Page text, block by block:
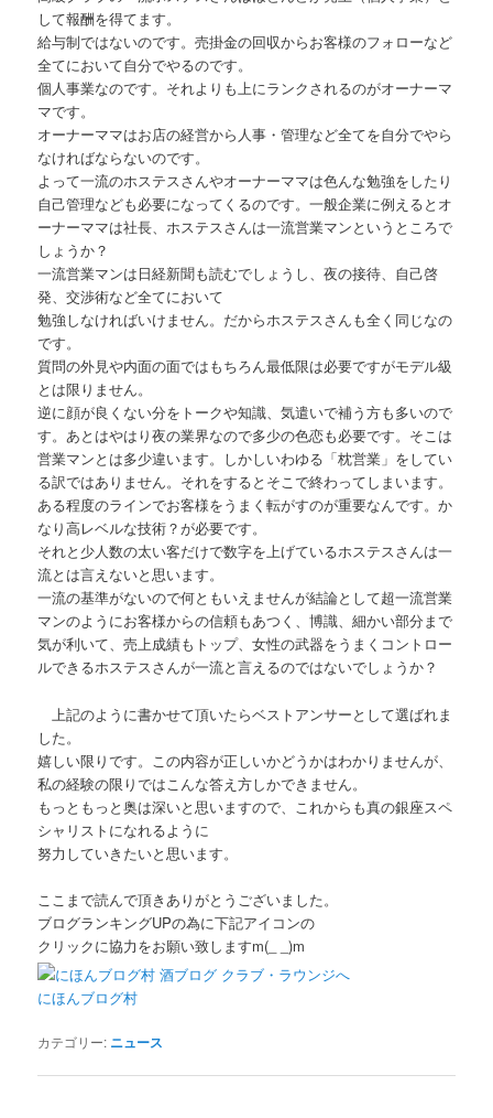
して報酬を得てます。
給与制ではないのです。売掛金の回収からお客様のフォローなど
全てにおいて自分でやるのです。
個人事業なのです。それよりも上にランクされるのがオーナーマ
マです。
オーナーママはお店の経営から人事・管理など全てを自分でやら
なければならないのです。
よって一流のホステスさんやオーナーママは色んな勉強をしたり
自己管理なども必要になってくるのです。一般企業に例えるとオ
ーナーママは社長、ホステスさんは一流営業マンというところで
しょうか？
一流営業マンは日経新聞も読むでしょうし、夜の接待、自己啓
発、交渉術など全てにおいて
勉強しなければいけません。だからホステスさんも全く同じなの
です。
質問の外見や内面の面ではもちろん最低限は必要ですがモデル級
とは限りません。
逆に顔が良くない分をトークや知識、気遣いで補う方も多いので
す。あとはやはり夜の業界なので多少の色恋も必要です。そこは
営業マンとは多少違います。しかしいわゆる「枕営業」をしてい
る訳ではありません。それをするとそこで終わってしまいます。
ある程度のラインでお客様をうまく転がすのが重要なんです。か
なり高レベルな技術？が必要です。
それと少人数の太い客だけで数字を上げているホステスさんは一
流とは言えないと思います。
一流の基準がないので何ともいえませんが結論として超一流営業
マンのようにお客様からの信頼もあつく、博識、細かい部分まで
気が利いて、売上成績もトップ、女性の武器をうまくコントロー
ルできるホステスさんが一流と言えるのではないでしょうか？
上記のように書かせて頂いたらベストアンサーとして選ばれま
した。
嬉しい限りです。この内容が正しいかどうかはわかりませんが、
私の経験の限りではこんな答え方しかできません。
もっともっと奥は深いと思いますので、これからも真の銀座スペ
シャリストになれるように
努力していきたいと思います。
ここまで読んで頂きありがとうございました。
ブログランキングUPの為に下記アイコンの
クリックに協力をお願い致しますm(_ _)m
にほんブログ村
カテゴリー: ニュース